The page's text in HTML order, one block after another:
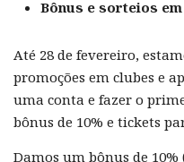
Bônus e sorteios
Até 28 de fevereiro,
promoções em clubes e
uma conta e fazer o
bônus de 10% e tickets
Damos um bônus de